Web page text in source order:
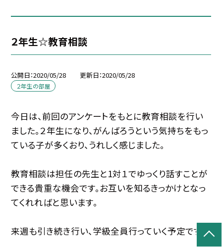
２年生☆教育相談
公開日 2020/05/28 更新日 2020/05/28
２年生の部屋
今日は、前回のアンケートをもとに教育相談を行い
ました。２年生になり、がんばろうという気持ちをもっ
ている子が多くおり、うれしく感じました。
教育相談は担任の先生と1対１でゆっくり話すことが
できる貴重な機会です。お互いを知るきっかけとなっ
てくれればと思います。
来週も引き続き行い、学級全員行っていく予定です。